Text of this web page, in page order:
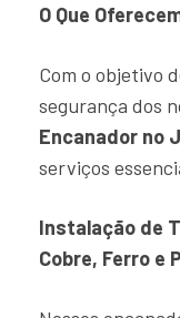
O Que
Com o objetivo
segurança dos
Encanador no
serviços
Instalação de
Cobre, Ferro e